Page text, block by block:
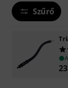
Szűrő